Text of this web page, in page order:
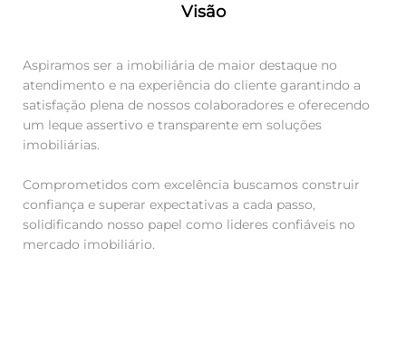
Visão
Aspiramos ser a imobiliária de maior destaque no
atendimento e na experiência do cliente garantindo a
satisfação plena de nossos colaboradores e oferecendo
um leque assertivo e transparente em soluções
imobiliárias.
Comprometidos com excelência buscamos construir
confiança e superar expectativas a cada passo,
solidificando nosso papel como lideres confiáveis no
mercado imobiliário.